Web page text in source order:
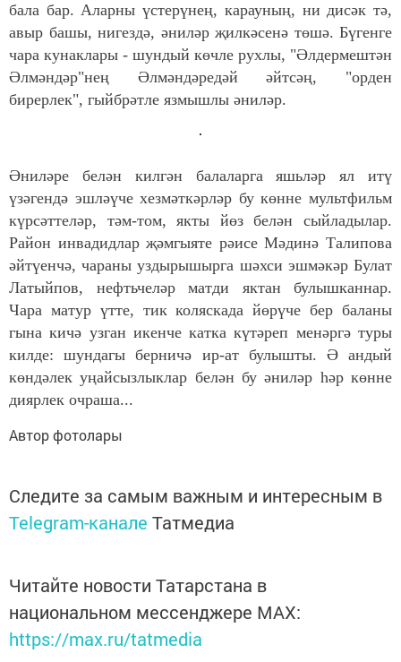
бала бар. Аларны үстерүнең, карауның, ни дисәк тә,
авыр башы, нигездә, әниләр җилкәсенә төшә. Бүгенге
чара кунаклары - шундый көчле рухлы, "Әлдермештән
Әлмәндәр"нең Әлмәндәредәй әйтсәң, "орден
бирерлек", гыйбрәтле язмышлы әниләр.
Әниләре белән килгән балаларга яшьләр ял итү
үзәгендә эшләүче хезмәткәрләр бу көнне мультфильм
күрсәттеләр, тәм-том, якты йөз белән сыйладылар.
Район инвадидлар җәмгыяте рәисе Мәдинә Талипова
әйтүенчә, чараны уздырышырга шәхси эшмәкәр Булат
Латыйпов, нефтьчеләр матди яктан булышканнар.
Чара матур үтте, тик коляскада йөрүче бер баланы
гына кичә узган икенче катка күтәреп менәргә туры
килде: шундагы берничә ир-ат булышты. Ә андый
көндәлек уңайсызлыклар белән бу әниләр һәр көнне
диярлек очраша...
Автор фотолары
Следите за самым важным и интересным в
Telegram-канале Татмедиа
Читайте новости Татарстана в
национальном мессенджере MАХ:
https://max.ru/tatmedia